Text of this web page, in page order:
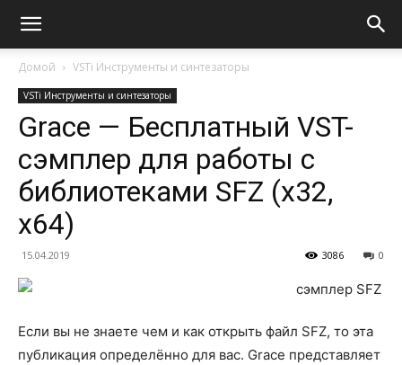
Домой VSTi Инструменты и синтезаторы
VSTi Инструменты и синтезаторы
Grace — Бесплатный VST-
сэмплер для работы с
библиотеками SFZ (x32,
x64)
15.04.2019 0
3086
Если вы не знаете чем и как открыть файл SFZ, то эта
публикация определённо для вас. Grace представляет